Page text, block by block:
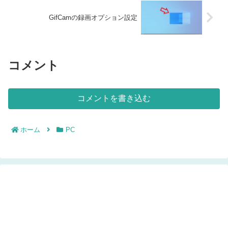
GifCamの録画オプション設定
コメント
コメントを書き込む
ホーム PC